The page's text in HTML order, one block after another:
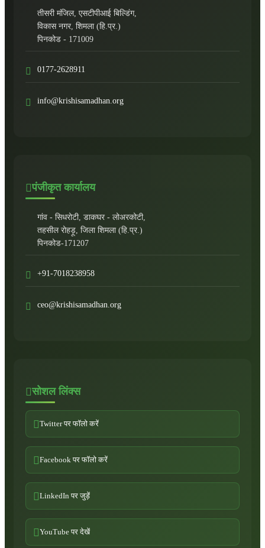
तीसरी मंजिल, एसटीपीआई बिल्डिंग,
विकास नगर, शिमला (हि.प्र.)
पिनकोड - 171009
0177-2628911
info@krishisamadhan.org
पंजीकृत कार्यालय
गांव - सिधरोटी, डाकघर - लोअरकोटी,
तहसील रोहड़ू, जिला शिमला (हि.प्र.)
पिनकोड-171207
+91-7018238958
ceo@krishisamadhan.org
सोशल लिंक्स
Twitter पर फॉलो करें
Facebook पर फॉलो करें
LinkedIn पर जुड़ें
YouTube पर देखें